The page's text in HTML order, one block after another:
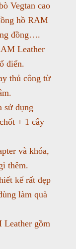
Vegtan cao
hồ RAM
đồng….
Leather
điển.
thủ công từ
sử dụng
+ 1 cây
và khóa,
thêm.
kế rất đẹp
làm quà
Leather gồm